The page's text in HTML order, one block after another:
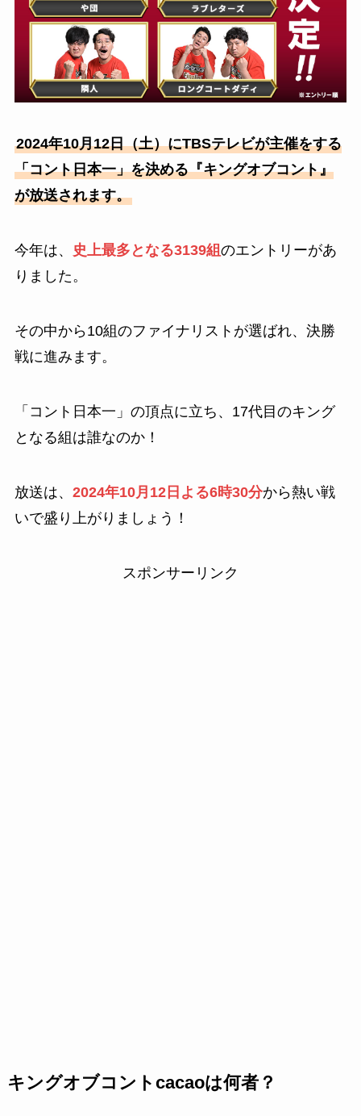
2024年10月12日（土）にTBSテレビが主催をする
「コント日本一」を決める『キングオブコント』
が放送されます。
今年は、 史上最多となる3139組のエントリーがあ
りました。
その中から10組のファイナリストが選ばれ、決勝
戦に進みます。
「コント日本一」の頂点に立ち、17代目のキング
となる組は誰なのか！
放送は、 2024年10月12日よる6時30分から熱い戦
いで盛り上がりましょう！
スポンサーリンク
キングオブコントcacaoは何者？